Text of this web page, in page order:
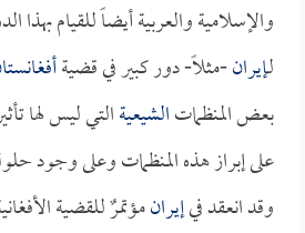
والإسلامية والعربية أيضاً للقيام بهذا
لـإيران-مثلاً- دور كبير في قضية
بعض المنظماتالشيعيةالتي ليس لها
على إبراز هذه المنظمات وعلى وجود
وقد انعقد فيإيرانمؤتمرٌ للقضية